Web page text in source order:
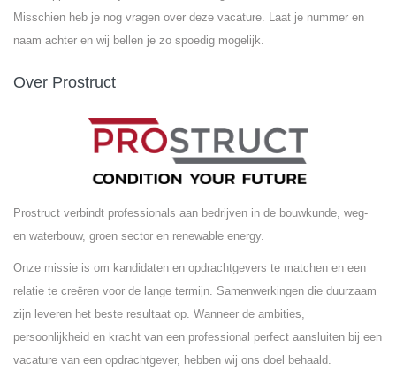
Misschien heb je nog vragen over deze vacature. Laat je nummer en
naam achter en wij bellen je zo spoedig mogelijk.
Over Prostruct
Prostruct verbindt professionals aan bedrijven in de bouwkunde, weg-
en waterbouw, groen sector en renewable energy.
Onze missie is om kandidaten en opdrachtgevers te matchen en een
relatie te creëren voor de lange termijn. Samenwerkingen die duurzaam
zijn leveren het beste resultaat op. Wanneer de ambities,
persoonlijkheid en kracht van een professional perfect aansluiten bij een
vacature van een opdrachtgever, hebben wij ons doel behaald.